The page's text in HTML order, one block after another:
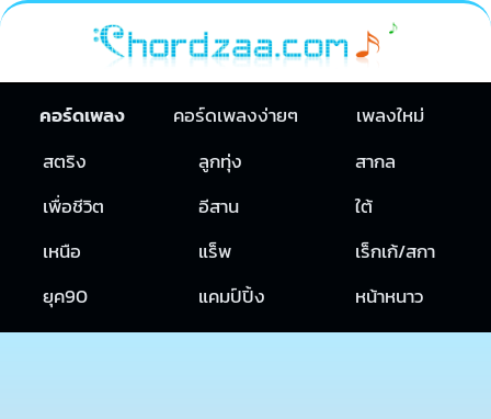
คอร์ดเพลง คอร์ดเพลงง่ายๆ
เพลงใหม่
สตริง
ลูกทุ่ง
สากล
เพื่อชีวิต
อีสาน
ใต้
เหนือ
แร็พ
เร็กเก้/สกา
ยุค90
แคมป์ปิ้ง หน้าหนาว